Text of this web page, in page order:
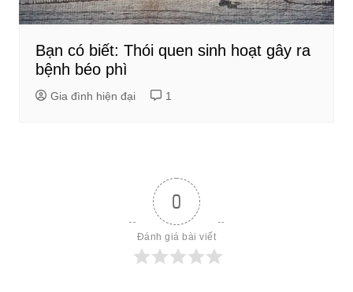
Bạn có biết: Thói quen sinh hoạt gây ra
bệnh béo phì
Gia đình hiện đại 1
0
Đánh giá bài viết